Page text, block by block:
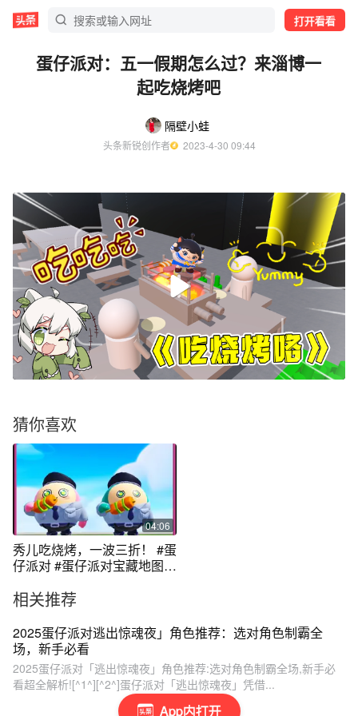
打开看看
App内打开
蛋仔派对：五一假期怎么过？来淄博一
起吃烧烤吧
隔壁小蛙
头条新锐创作者
  2023-4-30 09:44
猜你喜欢
04:06
秀儿吃烧烤，一波三折！ #蛋
仔派对 #蛋仔派对宝藏地图推
相关推荐
2025蛋仔派对逃出惊魂夜」角色推荐：选对角色制霸全
场，新手必看
2025蛋仔派对「逃出惊魂夜」角色推荐:选对角色制霸全场,新手必
看超全解析![^1^][^2^]蛋仔派对「逃出惊魂夜」凭借...